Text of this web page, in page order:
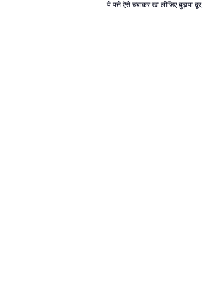
ये पत्ते ऐसे चबाकर खा लीजिए बुढ़ापा दूर,